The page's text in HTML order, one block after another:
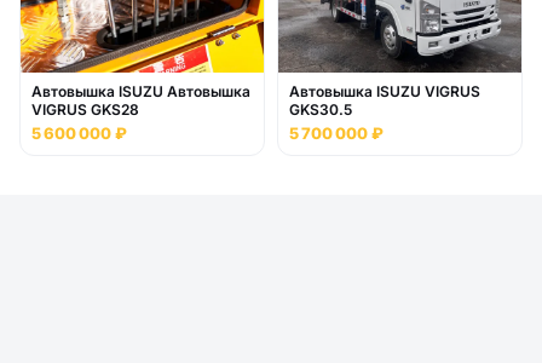
Автовышка ISUZU Автовышка
VIGRUS GKS28
5 600 000 ₽
Автовышка ISUZU VIGRUS
GKS30.5
5 700 000 ₽